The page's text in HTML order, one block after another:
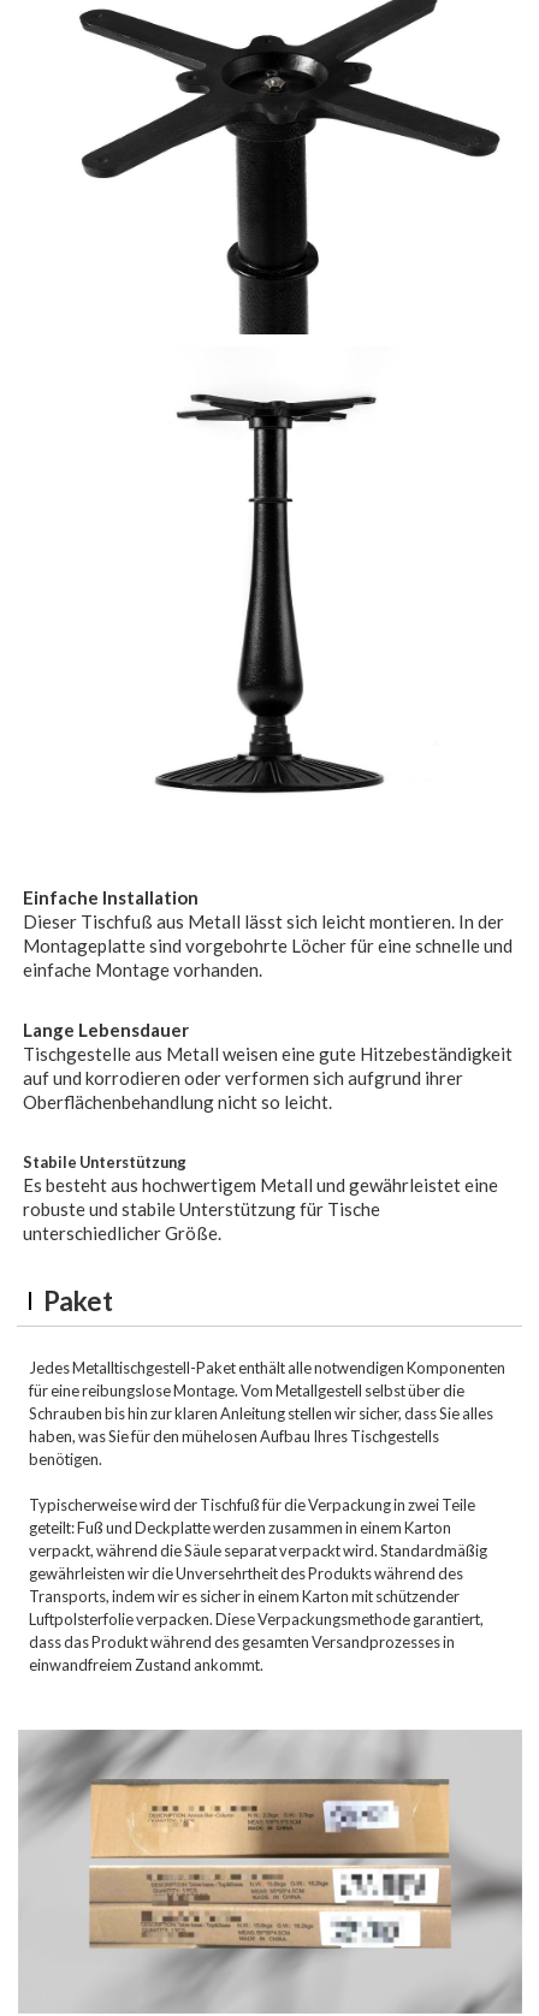
Einfache Installation
Dieser Tischfuß aus Metall lässt sich leicht montieren. In der
Montageplatte sind vorgebohrte Löcher für eine schnelle und
einfache Montage vorhanden.
Lange Lebensdauer
Tischgestelle aus Metall weisen eine gute Hitzebeständigkeit
auf und korrodieren oder verformen sich aufgrund ihrer
Oberflächenbehandlung nicht so leicht.
Stabile Unterstützung
Es besteht aus hochwertigem Metall und gewährleistet eine
robuste und stabile Unterstützung für Tische
unterschiedlicher Größe.
Paket
Jedes Metalltischgestell-Paket enthält alle notwendigen Komponenten
für eine reibungslose Montage. Vom Metallgestell selbst über die
Schrauben bis hin zur klaren Anleitung stellen wir sicher, dass Sie alles
haben, was Sie für den mühelosen Aufbau Ihres Tischgestells
benötigen.
Typischerweise wird der Tischfuß für die Verpackung in zwei Teile
geteilt: Fuß und Deckplatte werden zusammen in einem Karton
verpackt, während die Säule separat verpackt wird. Standardmäßig
gewährleisten wir die Unversehrtheit des Produkts während des
Transports, indem wir es sicher in einem Karton mit schützender
Luftpolsterfolie verpacken. Diese Verpackungsmethode garantiert,
dass das Produkt während des gesamten Versandprozesses in
einwandfreiem Zustand ankommt.